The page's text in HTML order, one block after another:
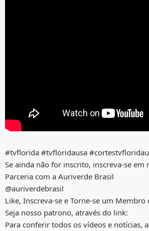
#tvflorida #tvfloridausa
Se ainda não for inscrito, inscreva-se
Parceria com a Auriverde Brasil
@auriverdebrasil
Like, Inscreva-se e Torne-se um
Seja nosso patrono, através do link:
Para conferir todos os vídeos e notícias,